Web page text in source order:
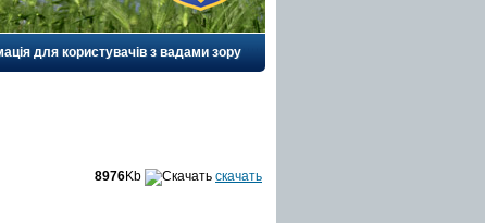
для користувачів з вадами зору
8976Kb скачать